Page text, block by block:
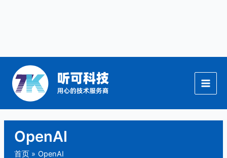
OpenAI
首页 OpenAI